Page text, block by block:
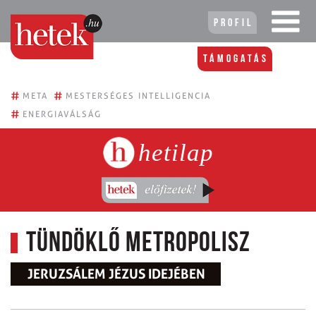
Profil
Támogatás
# META # MESTERSÉGES INTELLIGENCIA
# ENERGIAVÁLSÁG
hetilap
Tündöklő metropolisz
JERUZSÁLEM JÉZUS IDEJÉBEN